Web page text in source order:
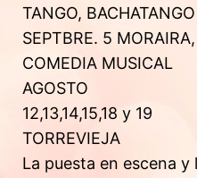
TANGO,
SEPTBRE. 5
COMEDIA MUSICAL
AGOSTO
12,13,14,15,18 y 19
TORREVIEJA
La puesta en escena y